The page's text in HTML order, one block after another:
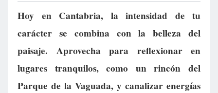
Hoy en Cantabria, la intensidad de tu
carácter se combina con la belleza del
paisaje. Aprovecha para reflexionar en
lugares tranquilos, como un rincón del
Parque de la Vaguada, y canalizar energías